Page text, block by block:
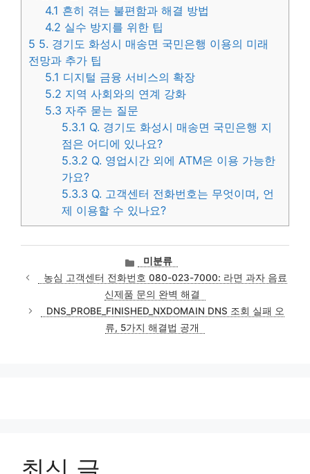
4.1 흔히 겪는 불편함과 해결 방법
4.2 실수 방지를 위한 팁
5 5. 경기도 화성시 매송면 국민은행 이용의 미래
전망과 추가 팁
5.1 디지털 금융 서비스의 확장
5.2 지역 사회와의 연계 강화
5.3 자주 묻는 질문
5.3.1 Q. 경기도 화성시 매송면 국민은행 지
점은 어디에 있나요?
5.3.2 Q. 영업시간 외에 ATM은 이용 가능한
가요?
5.3.3 Q. 고객센터 전화번호는 무엇이며, 언
제 이용할 수 있나요?
카
테
고
리
미분류
농심 고객센터 전화번호 080-023-7000: 라면 과자 음료
신제품 문의 완벽 해결
DNS_PROBE_FINISHED_NXDOMAIN DNS 조회 실패 오
류, 5가지 해결법 공개